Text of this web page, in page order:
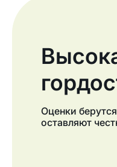
Оценки
оставляют